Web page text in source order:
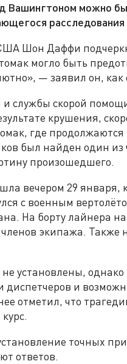
Вашингтоном можно
Шон Даффи
могло быть
— заявил он,
службы скорой
крушения,
где
был найден один
произошедшего.
вечером 29 января,
с военным
На борту лайнера
экипажа. Также
установлены,
и
отметил, что
точных
ответов.